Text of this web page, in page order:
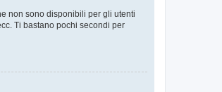
non sono disponibili per gli utenti
Ti bastano pochi secondi per